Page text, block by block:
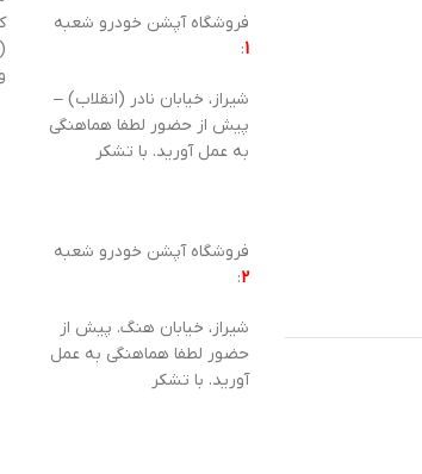
فروشگاه آپشن خودرو شعبه
1
:
شیراز، خیابان نادر (انقلاب) –
پیش از حضور لطفا هماهنگی
به عمل آورید. با تشکر
فروشگاه آپشن خودرو شعبه
2
:
شیراز، خیابان هنگ. پیش از
حضور لطفا هماهنگی به عمل
آورید. با تشکر